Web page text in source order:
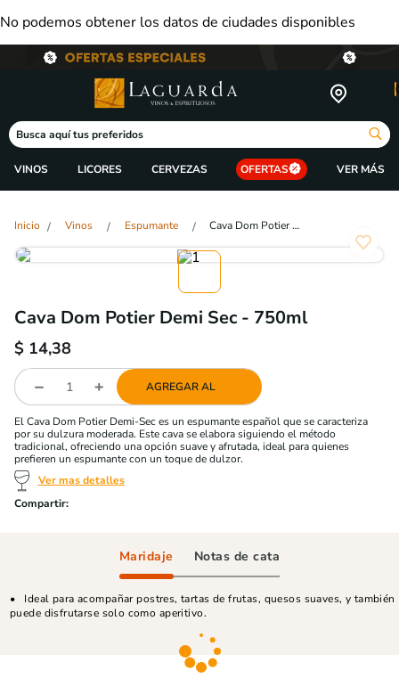
No podemos obtener los datos de ciudades disponibles
Busca aquí tus preferidos
VINOS LICORES CERVEZAS OFERTAS
Vinos Espumante Cava Dom Potier Demi Sec - 750ml
Cava Dom Potier Demi Sec - 750ml
$ 14,38
AGREGAR AL
El Cava Dom Potier Demi-Sec es un espumante español que se caracteriza
por su dulzura moderada. Este cava se elabora siguiendo el método
tradicional, ofreciendo una opción suave y afrutada, ideal para quienes
prefieren un espumante con un toque de dulzor.
Ver mas detalles
Maridaje Notas de cata
Ideal para acompañar postres, tartas de frutas, quesos suaves, y también
puede disfrutarse solo como aperitivo.